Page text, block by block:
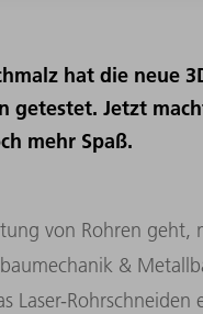
hat die neue
getestet. Jetzt
mehr Spaß.
von Rohren geht,
&
Laser-